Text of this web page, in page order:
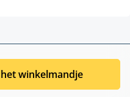
winkelmandje